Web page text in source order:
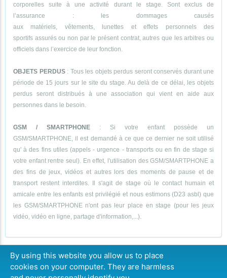
corporelles suite à une activité durant le stage. Sont exclus de
l’assurance : les dommages causés
aux matériels, vêtements, lunettes et effets personnels des
sportifs assurés ou non par le présent contrat, autres que les arbitres ou
officiels dans l’exercice de leur fonction.
OBJETS PERDUS: Tous les objets perdus seront conservés durant une
période de 15 jours sur le site du stage. Au delà de ce délai, les objets
perdus seront distribués à une association qui vient en aide aux
personnes dans le besoin.
GSM / SMARTPHONE : Si votre enfant possède un
GSM/SMARTPHONE, il est demandé à ce que ce dernier ne soit utilisé
qu' à des fins utiles (appels - urgence - transports ou en fin de stage si
votre enfant rentre seul). En effet, l'utilisation des GSM/SMARTPHONE a
des fins de jeux, vidéos et autres lors des moments de pause et de
transport restent interdites. Il s'agit de stage où le contact humain et
amicale entre les enfants est privilégié et nous estimons (D23 asbl) que
les GSM/SMARTPHONE n'ont pas leur place en stage (pour les jeux
vidéo, vidéo en ligne, partage d'information,...).
CONTINUER
By using this website you allow us to place
cookies on your computer. They are harmless